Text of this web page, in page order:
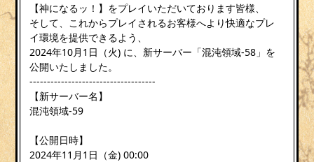
【神になるッ！】をプレイいただいております皆様、
そして、これからプレイされるお客様へより快適なプレ
イ環境を提供できるよう、
2024年10月1日（火) に、新サーバー「混沌領域-58」を
公開いたしました。
------------------------------------
【新サーバー名】
混沌領域-59
【公開日時】
2024年11月1日（金) 00:00